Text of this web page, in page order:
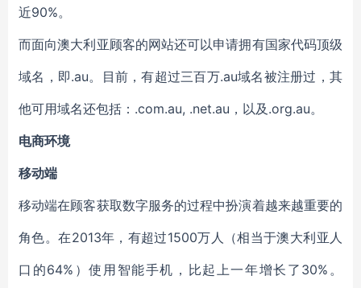
近90%。
而面向澳大利亚顾客的网站还可以申请拥有国家代码顶级
域名，即.au。目前，有超过三百万.au域名被注册过，其
他可用域名还包括：.com.au, .net.au，以及.org.au。
电商环境
移动端
移动端在顾客获取数字服务的过程中扮演着越来越重要的
角色。在2013年，有超过1500万人（相当于澳大利亚人
口的64%）使用智能手机，比起上一年增长了30%。